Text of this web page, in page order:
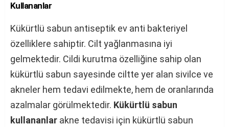
Kullananlar
Kükürtlü sabun antiseptik ev anti bakteriyel
özelliklere sahiptir. Cilt yağlanmasına iyi
gelmektedir. Cildi kurutma özelliğine sahip olan
kükürtlü sabun sayesinde ciltte yer alan sivilce ve
akneler hem tedavi edilmekte, hem de oranlarında
azalmalar görülmektedir. Kükürtlü sabun
kullananlar akne tedavisi için kükürtlü sabun